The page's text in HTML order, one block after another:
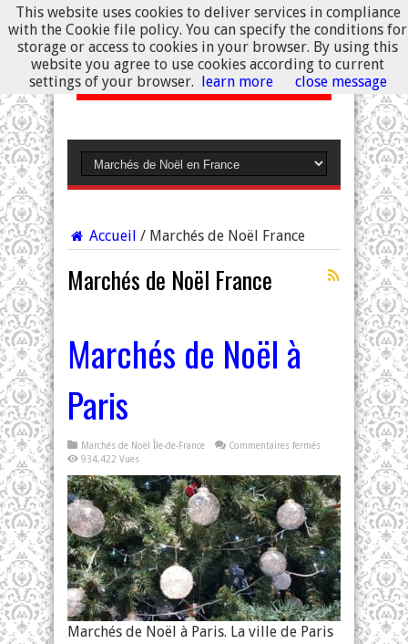
Accueil / Marchés de Noël France
Marchés de Noël France
Marchés de Noël à
Paris
Marchés de Noël Île-de-France Commentaires fermés
Noël
à
Paris
934,422 Vues
Marchés de Noël à Paris. La ville de Paris
This website uses cookies to deliver services in compliance
with the Cookie file policy. You can specify the conditions for
storage or access to cookies in your browser. By using this
website you agree to use cookies according to current
settings of your browser. learn more close message